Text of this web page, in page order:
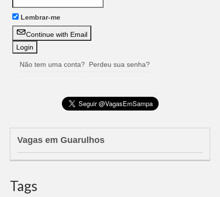
Lembrar-me
Continue with Email
Não tem uma conta? Perdeu sua senha?
Vagas em Guarulhos
Tags